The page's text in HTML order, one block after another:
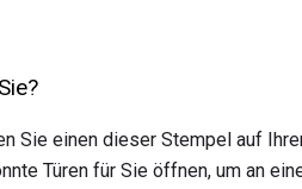
Sie einen dieser Stempel auf
Türen für Sie öffnen, um an